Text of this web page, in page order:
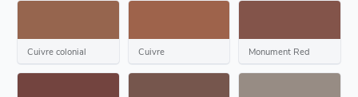
Cuivre colonial Cuivre Monument Red